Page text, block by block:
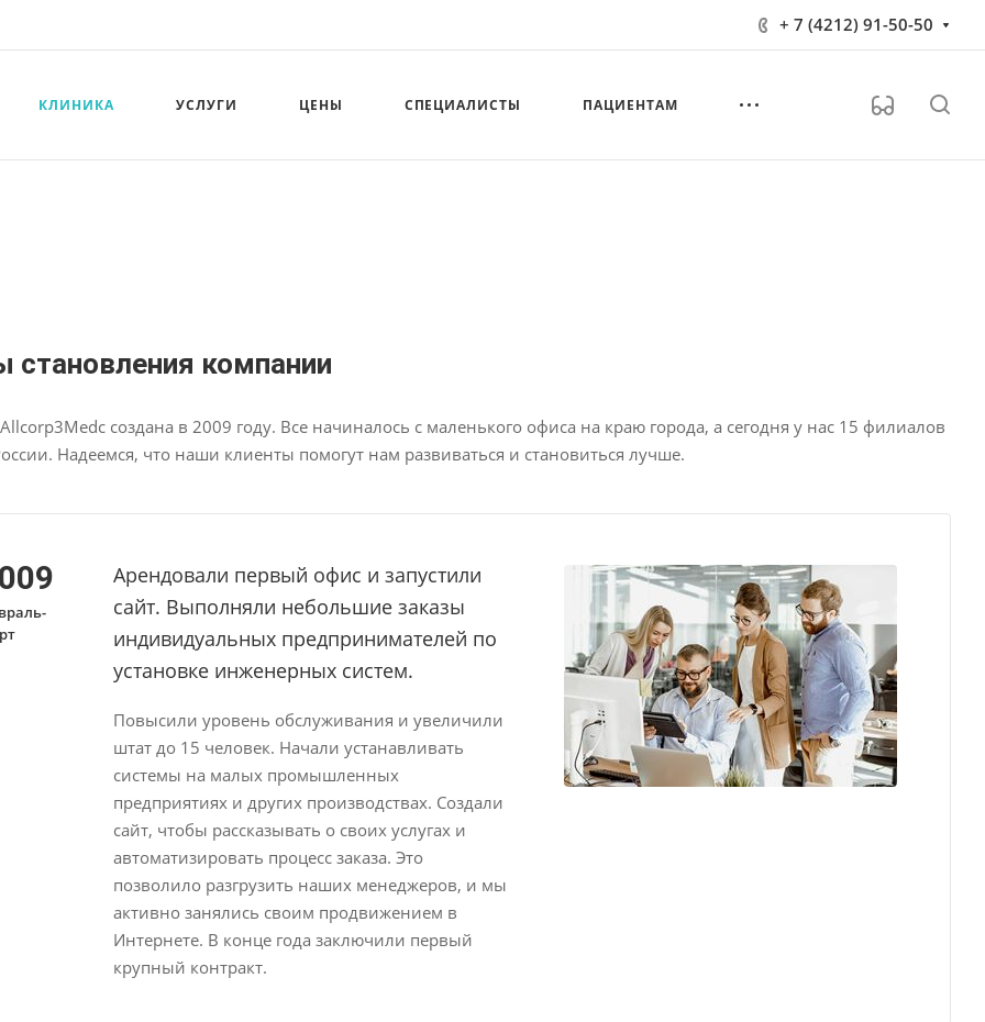
+ 7 (4212) 91-50-50
КЛИНИКА УСЛУГИ ЦЕНЫ СПЕЦИАЛИСТЫ ПАЦИЕНТАМ
становления компании
создана в 2009 году. Все начиналось с маленького офиса на краю города, а сегодня у нас 15 филиалов
Надеемся, что наши клиенты помогут нам развиваться и становиться лучше.
Арендовали первый офис и запустили
сайт. Выполняли небольшие заказы
индивидуальных предпринимателей по
установке инженерных систем.
Повысили уровень обслуживания и увеличили
штат до 15 человек. Начали устанавливать
системы на малых промышленных
предприятиях и других производствах. Создали
сайт, чтобы рассказывать о своих услугах и
автоматизировать процесс заказа. Это
позволило разгрузить наших менеджеров, и мы
активно занялись своим продвижением в
Интернете. В конце года заключили первый
крупный контракт.